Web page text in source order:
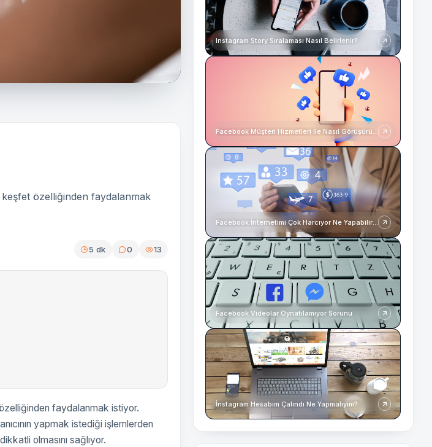
özelliğinden faydalanmak
5 dk 0 13
faydalanmak istiyor.
yapmak istediği işlemlerden
olmasını sağlıyor.
Instagram Story Sıralaması Nasıl Belirlenir?
Facebook Müşteri Hizmetleri İle Nasıl Görüşürüm?
Facebook İnternetimi Çok Harcıyor Ne Yapabilirim?
Facebook Videolar Oynatılamıyor Sorunu
İnstagram Hesabım Çalındı Ne Yapmalıyım?